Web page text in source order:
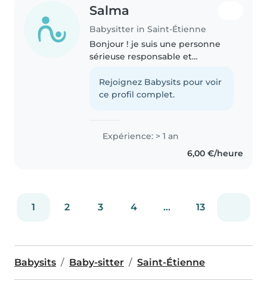
Salma
Babysitter in Saint-Étienne
Bonjour ! je suis une personne
sérieuse responsable et
mes services de baby-sitting.
J'aime beaucoup m'occuper des
Rejoignez Babysits pour voir
ce profil complet.
Expérience: > 1 an
6,00 €/heure
1 2 3 4 ... 13
Babysits Baby-sitter Saint-Étienne